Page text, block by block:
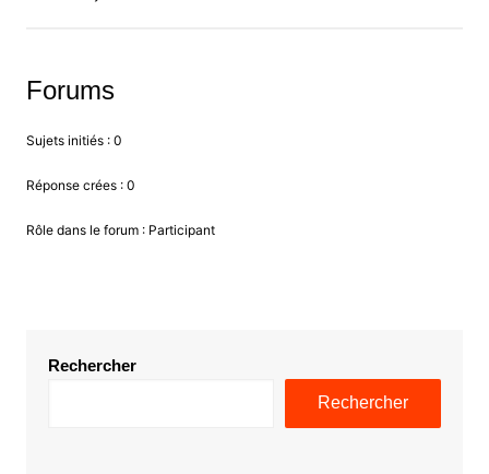
Forums
Sujets initiés : 0
Réponse crées : 0
Rôle dans le forum : Participant
Rechercher
Rechercher